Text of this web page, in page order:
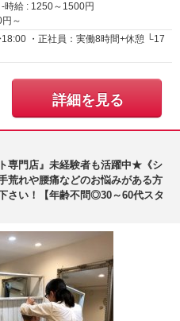
時給 : 1250～ 1500円
円～
間+休憩 └17
詳細を見る
専門店』未経験者も活躍中★《シ
荒れや腰痛などのお悩みがある方
さい！【年齢不問◎30～60代スタ